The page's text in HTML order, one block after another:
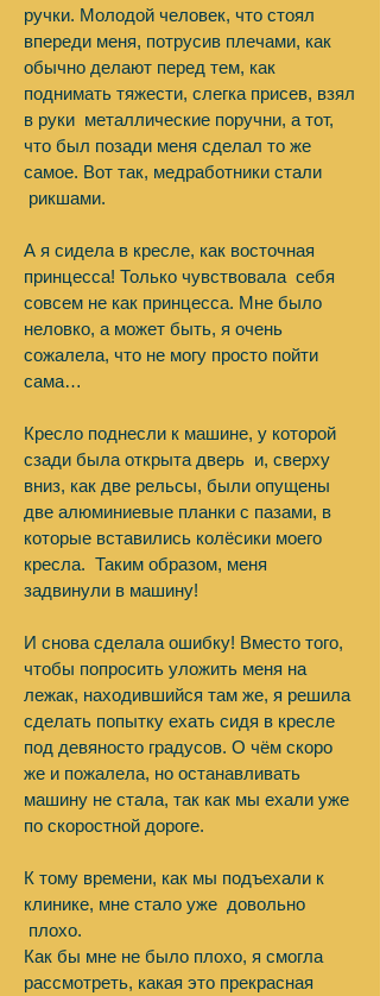
ручки. Молодой человек, что стоял
впереди меня, потрусив плечами, как
обычно делают перед тем, как
поднимать тяжести, слегка присев, взял
в руки металлические поручни, а тот,
что был позади меня сделал то же
самое. Вот так, медработники стали
рикшами.
А я сидела в кресле, как восточная
принцесса! Только чувствовала себя
совсем не как принцесса. Мне было
неловко, а может быть, я очень
сожалела, что не могу просто пойти
сама…
Кресло поднесли к машине, у которой
сзади была открыта дверь и, сверху
вниз, как две рельсы, были опущены
две алюминиевые планки с пазами, в
которые вставились колёсики моего
кресла. Таким образом, меня
задвинули в машину!
И снова сделала ошибку! Вместо того,
чтобы попросить уложить меня на
лежак, находившийся там же, я решила
сделать попытку ехать сидя в кресле
под девяносто градусов. О чём скоро
же и пожалела, но останавливать
машину не стала, так как мы ехали уже
по скоростной дороге.
К тому времени, как мы подъехали к
клинике, мне стало уже довольно
плохо.
Как бы мне не было плохо, я смогла
рассмотреть, какая это прекрасная